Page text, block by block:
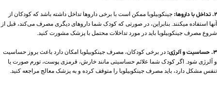
2. تداخل با داروها:
جینکوبیلوبا ممکن است با برخی داروها تداخل داشته باشد که کودکان از
آنها استفاده میکنند. بنابراین، در صورتی که کودک شما داروهای دیگری مصرف می‌کند، قبل از
شروع مصرف جینکوبیلوبا باید در مورد تداخلات محتمل با پزشک مشورت کنید.
3. حساسیت و آلرژی:
در برخی کودکان، مصرف جینکوبیلوبا امکان دارد باعث بروز حساسیت
و آلرژی شود. اگر کودک شما علائم حساسیتی مانند خارش، قرمزی پوست، تورم صورت یا
تنفس مشکل دارد، باید مصرف جینکوبیلوبا را متوقف کرده و به پزشک معالج مراجعه کنید.